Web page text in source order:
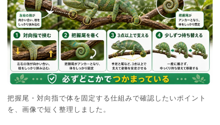
把握尾・対向指で体を固定する仕組みで確認したいポイント
を、画像で短く整理しました。